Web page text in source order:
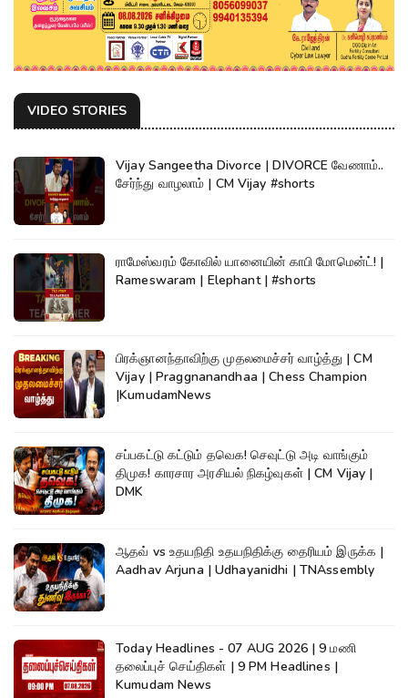
VIDEO STORIES
Vijay Sangeetha Divorce | DIVORCE வேணாம்..
சேர்ந்து வாழலாம் | CM Vijay #shorts
ராமேஸ்வரம் கோவில் யானையின் காபி மோமென்ட்! |
Rameswaram | Elephant | #shorts
பிரக்ஞானந்தாவிற்கு முதலமைச்சர் வாழ்த்து | CM
Vijay | Praggnanandhaa | Chess Champion
|KumudamNews
சப்பகட்டு கட்டும் தவெக! செவுட்டு அடி வாங்கும்
திமுக! காரசார அரசியல் நிகழ்வுகள் | CM Vijay |
DMK
ஆதவ் vs உதயநிதி உதயநிதிக்கு தைரியம் இருக்க |
Aadhav Arjuna | Udhayanidhi | TNAssembly
Today Headlines - 07 AUG 2026 | 9 மணி
தலைப்புச் செய்திகள் | 9 PM Headlines |
Kumudam News